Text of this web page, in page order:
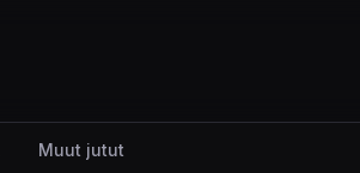
Muut jutut